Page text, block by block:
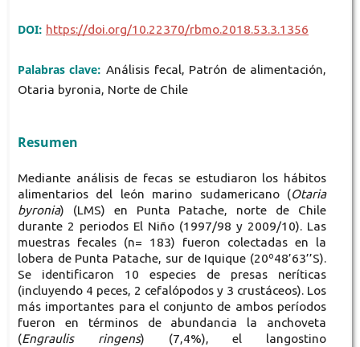
DOI: https://doi.org/10.22370/rbmo.2018.53.3.1356
Palabras clave: Análisis fecal, Patrón de alimentación,
Otaria byronia, Norte de Chile
Resumen
Mediante análisis de fecas se estudiaron los hábitos
alimentarios del león marino sudamericano (Otaria
byronia) (LMS) en Punta Patache, norte de Chile
durante 2 periodos El Niño (1997/98 y 2009/10). Las
muestras fecales (n= 183) fueron colectadas en la
lobera de Punta Patache, sur de Iquique (20º48’63’’S).
Se identificaron 10 especies de presas neríticas
(incluyendo 4 peces, 2 cefalópodos y 3 crustáceos). Los
más importantes para el conjunto de ambos períodos
fueron en términos de abundancia la anchoveta
(Engraulis ringens) (7,4%), el langostino